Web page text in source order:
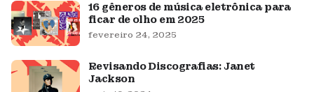
16 gêneros de música eletrônica para
ficar de olho em 2025
fevereiro 24, 2025
Revisando Discografias: Janet
Jackson